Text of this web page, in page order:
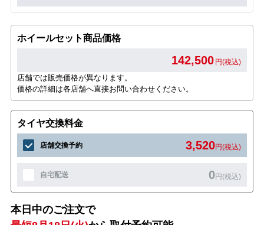
ホイールセット商品価格
142,500 円(税込)
店舗では販売価格が異なります。
価格の詳細は各店舗へ直接お問い合わせください。
タイヤ交換料金
店舗交換予約 3,520円(税込)
自宅配送 0円(税込)
本日中のご注文で